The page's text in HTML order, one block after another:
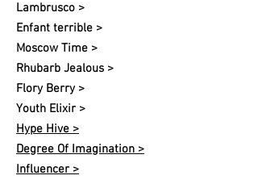
Lambrusco >
Enfant terrible >
Moscow Time >
Rhubarb Jealous >
Flory Berry >
Youth Elixir >
Hype Hive >
Degree Of Imagination >
Influencer >